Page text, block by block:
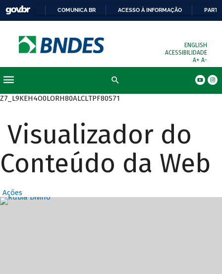
COMUNICA BR ACESSO À INFORMAÇÃO
ENGLISH
ACESSIBILIDADE
A+ A-
Z7_L9KEH4O0LORH80ALCLTPF80S71
Visualizador do
Conteúdo da Web
Ações
Destaques